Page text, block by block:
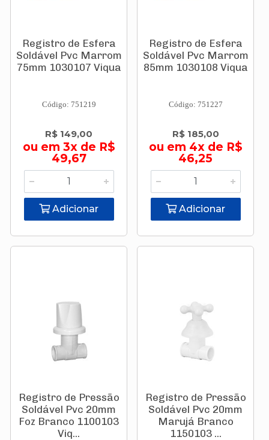
Registro de Esfera
Soldável Pvc Marrom
75mm 1030107 Viqua
Código: 751219
R$ 149,00
ou em 3x de R$
49,67
Adicionar
Registro de Esfera
Soldável Pvc Marrom
85mm 1030108 Viqua
Código: 751227
R$ 185,00
ou em 4x de R$
46,25
Adicionar
Registro de Pressão
Soldável Pvc 20mm
Foz Branco 1100103
Viq...
Registro de Pressão
Soldável Pvc 20mm
Marujá Branco
1150103 ...